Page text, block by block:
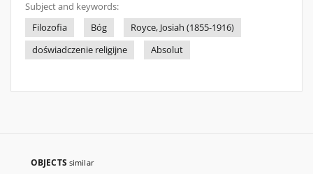
Subject and keywords:
Filozofia
Bóg
Royce, Josiah (1855-1916)
doświadczenie religijne
Absolut
OBJECTS similar